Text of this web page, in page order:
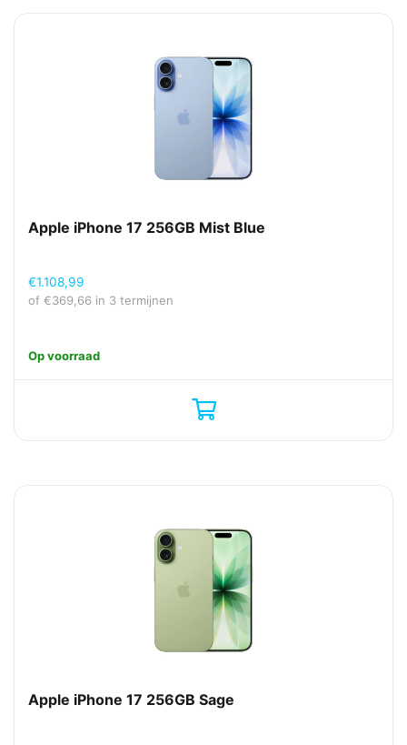
Apple iPhone 17 256GB Mist Blue
€1.108,99
of €369,66 in 3 termijnen
Op voorraad
Apple iPhone 17 256GB Sage